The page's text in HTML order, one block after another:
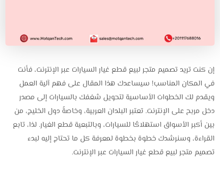
إن كنت تريد تصميم متجر لبيع قطع غيار السيارات عبر الإنترنت، فأنت
في المكان المناسب! سيساعدك هذا المقال على فهم آلية العمل
ويقدم لك الخطوات الأساسية لتحويل شغفك بالسيارات إلى مصدر
دخل مربح على الإنترنت. تعتبر البلدان العربية، وخاصةً دول الخليج، من
بين أكبر الأسواق استهلاكًا للسيارات، وبالتبعية قطع الغيار. لذا، تابع
القراءة، وسنرشدك خطوة بخطوة لمعرفة كل ما تحتاج إليه لبدء
تصميم متجر لبيع قطع غيار السيارات عبر الإنترنت.